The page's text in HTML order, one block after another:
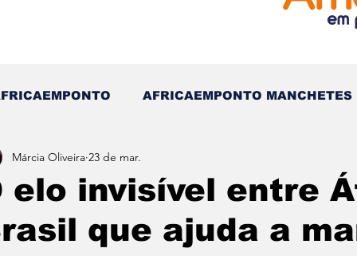
AFRICAEMPONTO MANCHETES
do Tempo - (Blog)
elo invisível entre
que ajuda a
Márcia Oliveira 23 de mar.